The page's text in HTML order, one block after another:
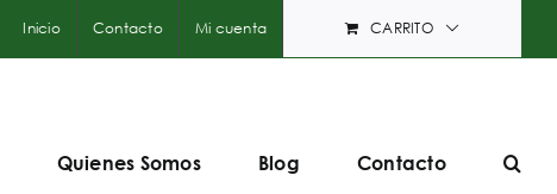
Inicio Contacto Mi cuenta CARRITO
Quienes Somos Blog Contacto